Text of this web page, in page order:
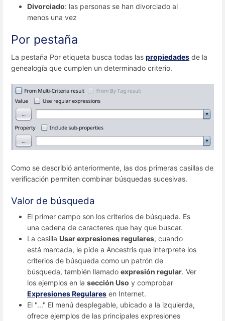
Divorciado: las personas se han divorciado al
menos una vez
Por pestaña
La pestaña Por etiqueta busca todas las propiedades de la
genealogía que cumplen un determinado criterio.
Como se describió anteriormente, las dos primeras casillas de
verificación permiten combinar búsquedas sucesivas.
Valor de búsqueda
El primer campo son los criterios de búsqueda. Es
una cadena de caracteres que hay que buscar.
La casilla Usar expresiones regulares, cuando
está marcada, le pide a Ancestris que interprete los
criterios de búsqueda como un patrón de
búsqueda, también llamado expresión regular. Ver
los ejemplos en la sección Uso y comprobar
Expresiones Regulares en Internet.
El "..." El menú desplegable, ubicado a la izquierda,
ofrece ejemplos de las principales expresiones